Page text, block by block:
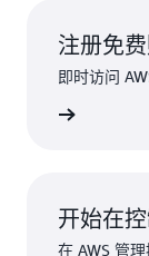
注册免
即时访问
开始在
在 AWS 管理